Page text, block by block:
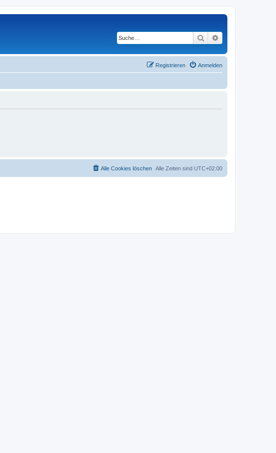
Suche
Anmelden
Registrieren
Alle Zeiten sind UTC+02:00
Alle Cookies löschen